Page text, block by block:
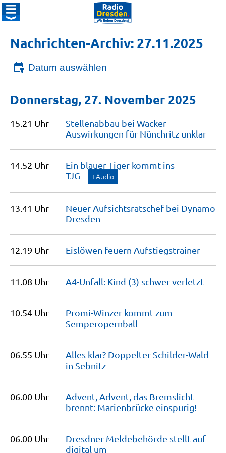
Nachrichten-Archiv: 27.11.2025
Datum auswählen
Donnerstag, 27. November 2025
15.21 Uhr
Stellenabbau bei Wacker -
Auswirkungen für Nünchritz unklar
14.52 Uhr
Ein blauer Tiger kommt ins
TJG
+Audio
13.41 Uhr
Neuer Aufsichtsratschef bei Dynamo
Dresden
12.19 Uhr Eislöwen feuern Aufstiegstrainer
11.08 Uhr A4-Unfall: Kind (3) schwerverletzt
10.54 Uhr
Promi-Winzer kommt zum
Semperopernball
06.55 Uhr
Alles klar? Doppelter Schilder-Wald
in Sebnitz
06.00 Uhr
Advent, Advent, das Bremslicht
brennt: Marienbrücke einspurig!
06.00 Uhr
Dresdner Meldebehörde stellt auf
digital um